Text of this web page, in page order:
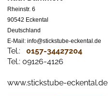
Rheinstr. 6
90542 Eckental
Deutschland
E-Mail: info@stickstube-eckental.de
Tel.: 0157-34427204​
Tel.: 09126-4126
www.stickstube-eckental.de